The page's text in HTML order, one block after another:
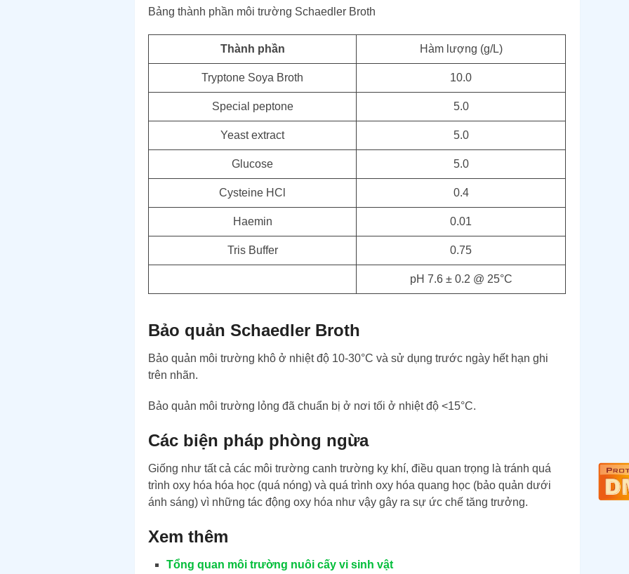
Bảng thành phần môi trường Schaedler Broth
Thành phần Hàm lượng (g/L)
Tryptone Soya Broth 10.0
Special peptone 5.0
Yeast extract 5.0
Glucose 5.0
Cysteine HCl 0.4
Haemin 0.01
Tris Buffer 0.75
pH 7.6 ± 0.2 @ 25°C
Bảo quản Schaedler Broth
Bảo quản môi trường khô ở nhiệt độ 10-30°C và sử dụng trước ngày hết hạn ghi
trên nhãn.
Bảo quản môi trường lỏng đã chuẩn bị ở nơi tối ở nhiệt độ <15°C.
Các biện pháp phòng ngừa
Giống như tất cả các môi trường canh trường kỵ khí, điều quan trọng là tránh quá
trình oxy hóa hóa học (quá nóng) và quá trình oxy hóa quang học (bảo quản dưới
ánh sáng) vì những tác động oxy hóa như vậy gây ra sự ức chế tăng trưởng.
Xem thêm
Tổng quan môi trường nuôi cấy vi sinh vật